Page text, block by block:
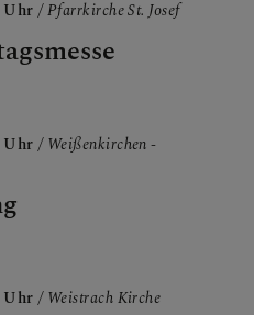
Uhr/ Pfarrkirche St. Josef
Uhr/ Weißenkirchen -
Uhr/ Weistrach Kirche